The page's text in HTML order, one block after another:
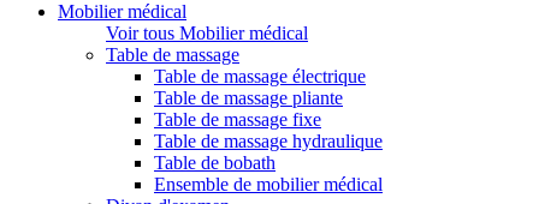
Mobilier médical
Voir tous Mobilier médical
Table de massage
Table de massage électrique
Table de massage pliante
Table de massage fixe
Table de massage hydraulique
Table de bobath
Ensemble de mobilier médical